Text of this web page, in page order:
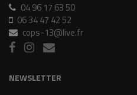
04 96 17 63 50
06 34 47 42 52
cops-13@live.fr
NEWSLETTER